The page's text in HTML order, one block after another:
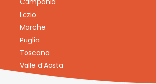
Campania
Lazio
Marche
Puglia
Toscana
Valle d’Aosta